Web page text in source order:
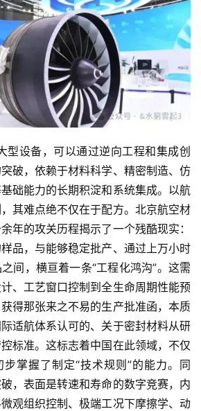
设备，可以通过逆向工程和集成创
破，依赖于材料科学、精密制造、仿
础能力的长期积淀和系统集成。以航
其难点绝不仅在于配方。北京航空材
年的攻关历程揭示了一个残酷现实：
品，与能够稳定批产、通过上万小时
间，横亘着一条“工程化鸿沟”。这需
、工艺窗口控制到全生命周期性能预
得那张来之不易的生产批准函，本质
适航体系认可的、关于密封材料从研
标准。这标志着中国在此领域，不仅
步掌握了制定“技术规则”的能力。同
，表面是转速和寿命的数字竞赛，内
观组织控制、极端工况下摩擦学、动